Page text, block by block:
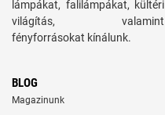
lámpákat, falilámpákat, kültéri
világítás, valamint
fényforrásokat kínálunk.
BLOG
Magazinunk